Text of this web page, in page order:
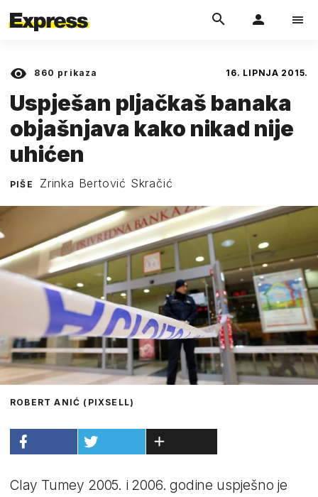
860 prikaza 16. LIPNJA 2015.
Uspješan pljačkaš banaka
objašnjava kako nikad nije
uhićen
PIŠE Zrinka Bertović Skračić
ROBERT ANIĆ (PIXSELL)
Clay Tumey 2005. i 2006. godine uspješno je